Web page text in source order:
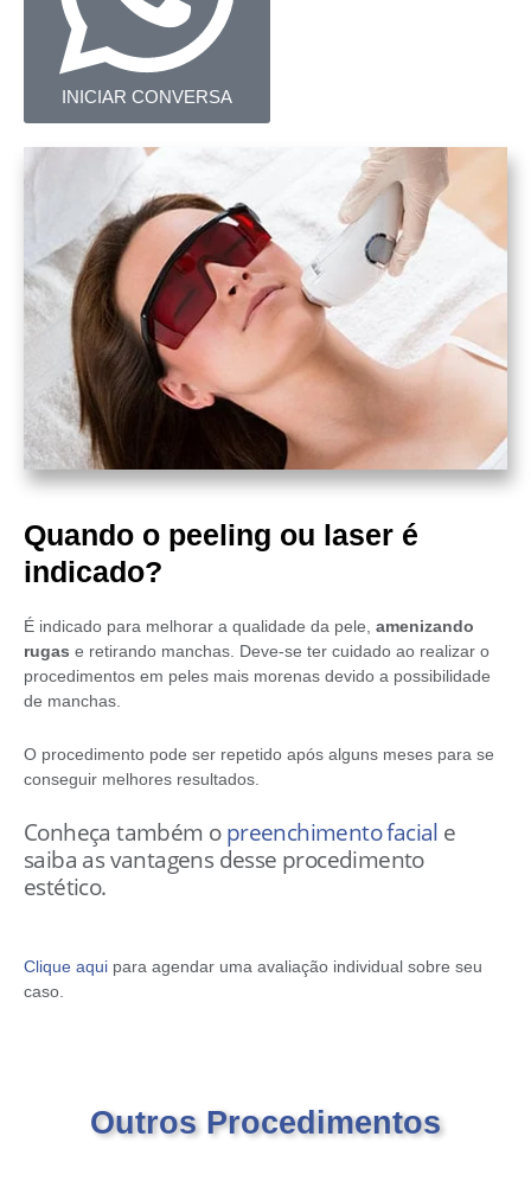
INICIAR CONVERSA
Quando o peeling ou laser é
indicado?
É indicado para melhorar a qualidade da pele, amenizando
rugas e retirando manchas. Deve-se ter cuidado ao realizar o
procedimentos em peles mais morenas devido a possibilidade
de manchas.
O procedimento pode ser repetido após alguns meses para se
conseguir melhores resultados.
Conheça também opreenchimento facial e
saiba as vantagens desse procedimento
estético.
Clique aqui para agendar uma avaliação individual sobre seu
caso.
Outros Procedimentos